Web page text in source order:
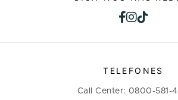
TELEFONES
Call Center: 0800-581-